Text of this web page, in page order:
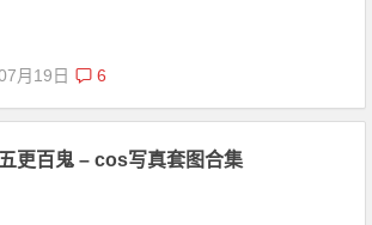
月19日 6
五更百鬼 – cos写真套图合集